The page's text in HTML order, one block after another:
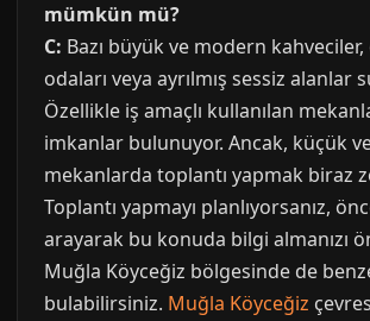
mümkün mü?
C: Bazı büyük ve modern
odaları veya ayrılmış sessiz alanlar
Özellikle iş amaçlı kullanılan
imkanlar bulunuyor. Ancak, küçük
mekanlarda toplantı yapmak biraz
Toplantı yapmayı planlıyorsanız,
arayarak bu konuda bilgi almanızı
Muğla Köyceğiz bölgesinde de
bulabilirsiniz. Muğla Köyceğiz